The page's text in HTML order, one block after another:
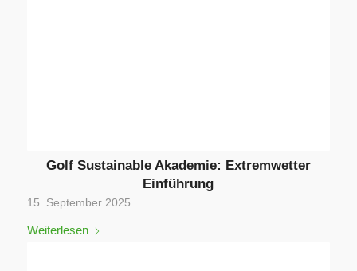
Golf Sustainable Akademie: Extremwetter
Einführung
15. September 2025
Weiterlesen